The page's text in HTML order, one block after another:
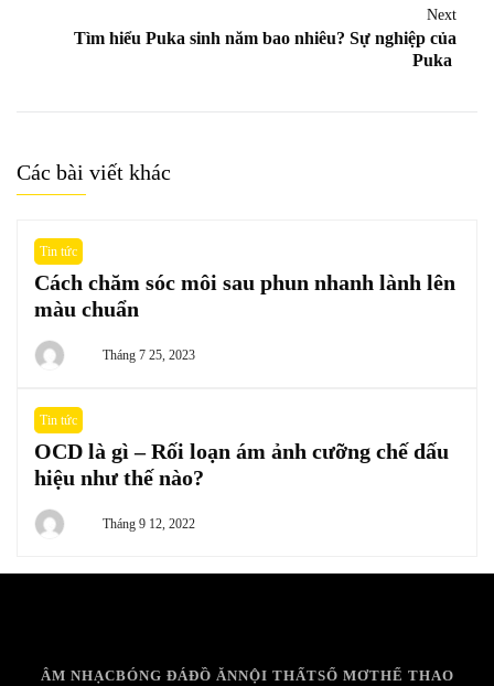
Next
Tìm hiểu Puka sinh năm bao nhiêu? Sự nghiệp của
Puka
Các bài viết khác
Tin tức
Cách chăm sóc môi sau phun nhanh lành lên
màu chuẩn
Tháng 7 25, 2023
Tin tức
OCD là gì – Rối loạn ám ảnh cưỡng chế dấu
hiệu như thế nào?
Tháng 9 12, 2022
ÂM NHẠCBÓNG ĐÁĐỒ ĂNNỘI THẤTSỔ MƠTHỂ THAO